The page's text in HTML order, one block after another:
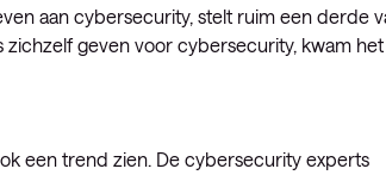
aan cybersecurity, stelt ruim een derde
geven voor cybersecurity, kwam het
een trend zien. De cybersecurity experts